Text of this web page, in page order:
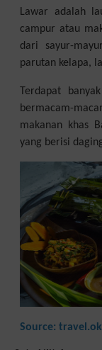
Lawar adalah
campur atau
dari sayur-
parutan kelapa,
Terdapat
bermacam-
makanan khas
yang berisi
Source: